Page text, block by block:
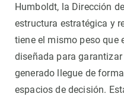
Humboldt, la Dirección
estructura estratégica y
tiene el mismo peso que
diseñada para
generado llegue de
espacios de decisión.